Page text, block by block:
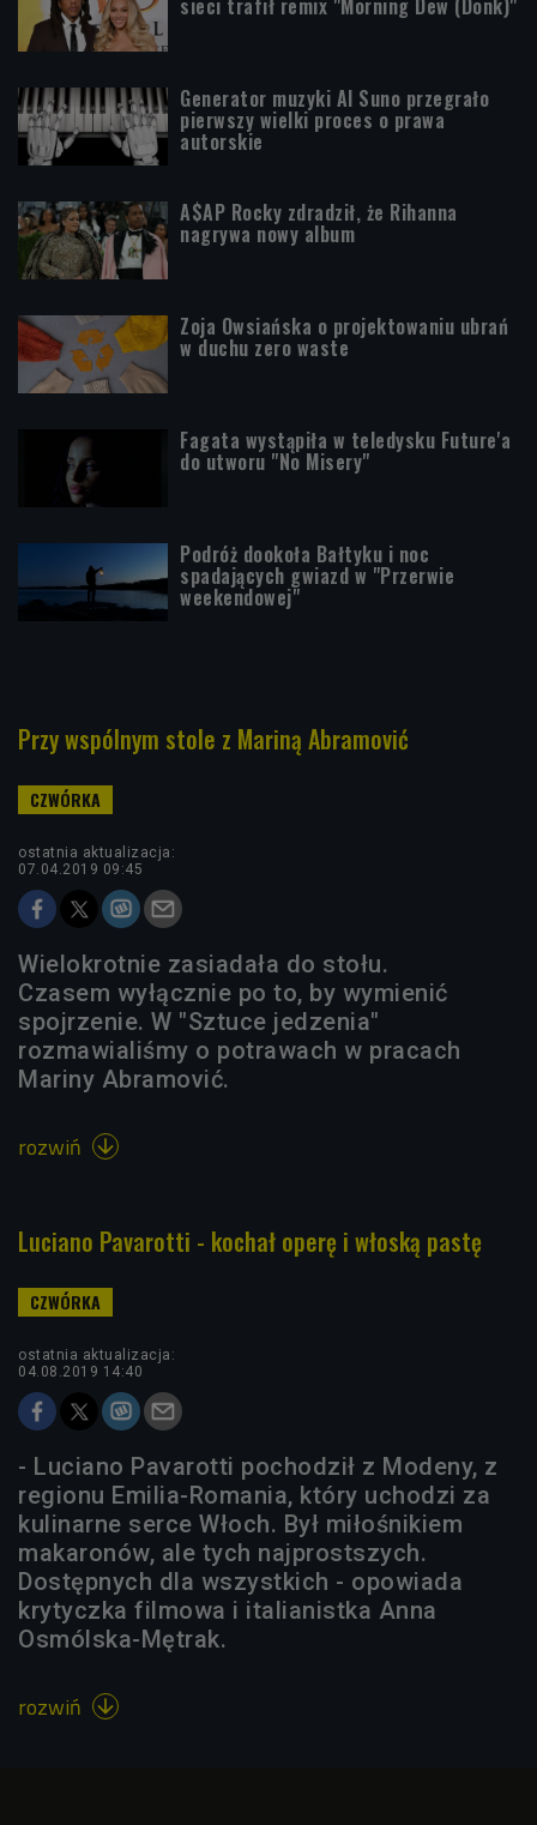
sieci trafił remix "Morning Dew (Donk)"
Generator muzyki AI Suno przegrało
pierwszy wielki proces o prawa
autorskie
A$AP Rocky zdradził, że Rihanna
nagrywa nowy album
Zoja Owsiańska o projektowaniu ubrań
w duchu zero waste
Fagata wystąpiła w teledysku Future'a
do utworu "No Misery"
Podróż dookoła Bałtyku i noc
spadających gwiazd w "Przerwie
weekendowej"
Przy wspólnym stole z Mariną Abramović
ostatnia aktualizacja:
07.04.2019 09:45
Wielokrotnie zasiadała do stołu.
Czasem wyłącznie po to, by wymienić
spojrzenie. W "Sztuce jedzenia"
rozmawialiśmy o potrawach w pracach
Mariny Abramović.
rozwiń 
Luciano Pavarotti - kochał operę i włoską pastę
ostatnia aktualizacja:
04.08.2019 14:40
- Luciano Pavarotti pochodził z Modeny, z
regionu Emilia-Romania, który uchodzi za
kulinarne serce Włoch. Był miłośnikiem
makaronów, ale tych najprostszych.
Dostępnych dla wszystkich - opowiada
krytyczka filmowa i italianistka Anna
Osmólska-Mętrak.
rozwiń 